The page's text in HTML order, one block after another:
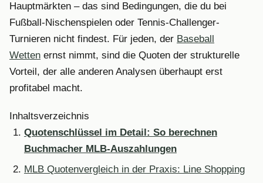
Hauptmärkten – das sind Bedingungen, die du bei
Fußball-Nischenspielen oder Tennis-Challenger-
Turnieren nicht findest. Für jeden, der Baseball
Wetten ernst nimmt, sind die Quoten der strukturelle
Vorteil, der alle anderen Analysen überhaupt erst
profitabel macht.
Inhaltsverzeichnis
Quotenschlüssel im Detail: So berechnen
Buchmacher MLB-Auszahlungen
MLB Quotenvergleich in der Praxis: Line Shopping